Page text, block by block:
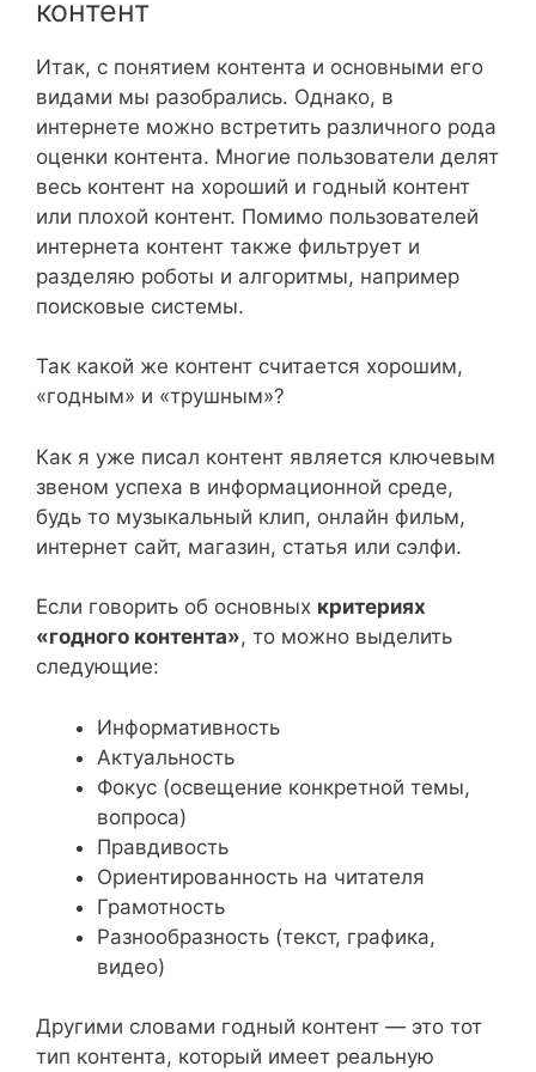
контент
Итак, с понятием контента и основными его
видами мы разобрались. Однако, в
интернете можно встретить различного рода
оценки контента. Многие пользователи делят
весь контент на хороший и годный контент
или плохой контент. Помимо пользователей
интернета контент также фильтрует и
разделяю роботы и алгоритмы, например
поисковые системы.
Так какой же контент считается хорошим,
«годным» и «трушным»?
Как я уже писал контент является ключевым
звеном успеха в информационной среде,
будь то музыкальный клип, онлайн фильм,
интернет сайт, магазин, статья или сэлфи.
Если говорить об основных критериях
«годного контента», то можно выделить
следующие:
Информативность
Актуальность
Фокус (освещение конкретной темы,
вопроса)
Правдивость
Ориентированность на читателя
Грамотность
Разнообразность (текст, графика,
видео)
Другими словами годный контент — это тот
тип контента, который имеет реальную